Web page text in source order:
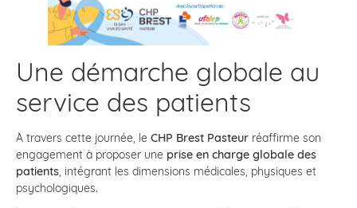
Une démarche globale au
service des patients
À travers cette journée, le CHP Brest Pasteur réaffirme son
engagement à proposer une prise en charge globale des
patients, intégrant les dimensions médicales, physiques et
psychologiques.